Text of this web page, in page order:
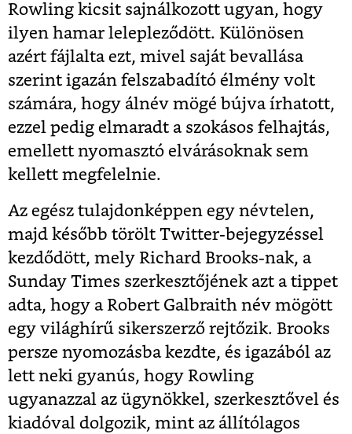
Rowling kicsit sajnálkozott ugyan, hogy
ilyen hamar lelepleződött. Különösen
azért fájlalta ezt, mivel saját bevallása
szerint igazán felszabadító élmény volt
számára, hogy álnév mögé bújva írhatott,
ezzel pedig elmaradt a szokásos felhajtás,
emellett nyomasztó elvárásoknak sem
kellett megfelelnie.
Az egész tulajdonképpen egy névtelen,
majd később törölt Twitter-bejegyzéssel
kezdődött, mely Richard Brooks-nak, a
Sunday Times szerkesztőjének azt a tippet
adta, hogy a Robert Galbraith név mögött
egy világhírű sikerszerző rejtőzik. Brooks
persze nyomozásba kezdte, és igazából az
lett neki gyanús, hogy Rowling
ugyanazzal az ügynökkel, szerkesztővel és
kiadóval dolgozik, mint az állítólagos